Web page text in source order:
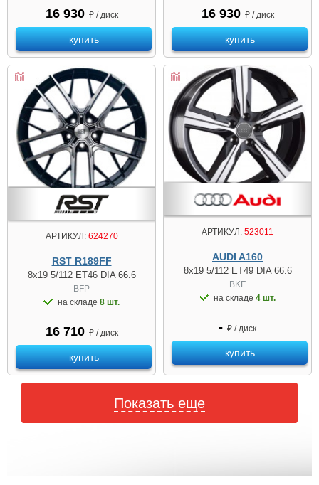
16 930 ₽ / диск
купить
16 930 ₽ / диск
купить
АРТИКУЛ:624270
RST R189FF
8x19 5/112 ET46 DIA 66.6
BFP
на складе 8 шт.
16 710 ₽ / диск
купить
АРТИКУЛ: 523011
AUDI A160
8x19 5/112 ET49 DIA 66.6
BKF
на складе 4 шт.
- ₽ / диск
купить
Показать еще